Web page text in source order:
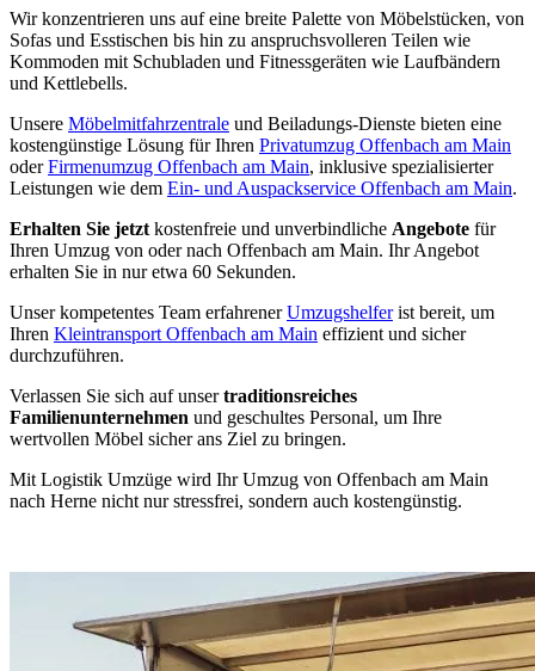
Wir konzentrieren uns auf eine breite Palette von Möbelstücken, von
Sofas und Esstischen bis hin zu anspruchsvolleren Teilen wie
Kommoden mit Schubladen und Fitnessgeräten wie Laufbändern
und Kettlebells.
Unsere Möbelmitfahrzentrale und Beiladungs-Dienste bieten eine
kostengünstige Lösung für Ihren Privatumzug Offenbach am Main
oderFirmenumzug Offenbach am Main, inklusive spezialisierter
Leistungen wie dem Ein- und Auspackservice Offenbach am Main.
Erhalten Sie jetzt kostenfreie und unverbindliche Angebote für
Ihren Umzug von oder nach Offenbach am Main. Ihr Angebot
erhalten Sie in nur etwa 60 Sekunden.
Unser kompetentes Team erfahrenerUmzugshelferist bereit, um
Ihren Kleintransport Offenbach am Main effizient und sicher
durchzuführen.
Verlassen Sie sich auf unsertraditionsreiches
Familienunternehmen und geschultes Personal, um Ihre
wertvollen Möbel sicher ans Ziel zu bringen.
Mit Logistik Umzüge wird Ihr Umzug von Offenbach am Main
nach Herne nicht nur stressfrei, sondern auch kostengünstig.